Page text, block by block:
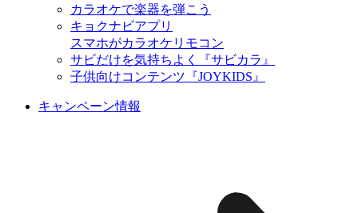
カラオケで楽器を弾こう
キョクナビアプリ
スマホがカラオケリモコン
サビだけを気持ちよく『サビカラ』
子供向けコンテンツ『JOYKIDS』
キャンペーン情報